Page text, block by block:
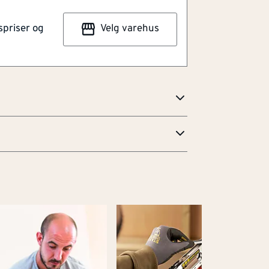
og
Velg varehus
Med en reversibel beltekrok
venstrehendte. Rask og enkel
gjør at du kan fortsette å